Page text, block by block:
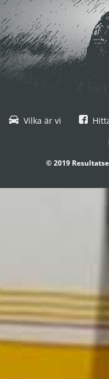
Vilka är vi
© 2019